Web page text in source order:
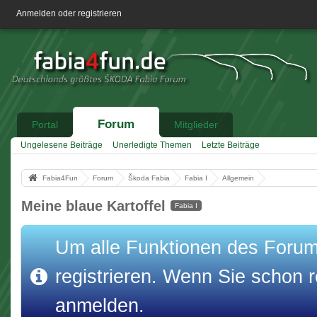
Anmelden oder registrieren
Portal Forum Mitglieder
Ungelesene Beiträge Unerledigte Themen Letzte Beiträge
Fabia4Fun Forum Škoda Fabia Fabia I Allgemein
Meine blaue Kartoffel Fabia I
Um alle Funktionen des
registrieren. Wenn Sie schon
anmelden.